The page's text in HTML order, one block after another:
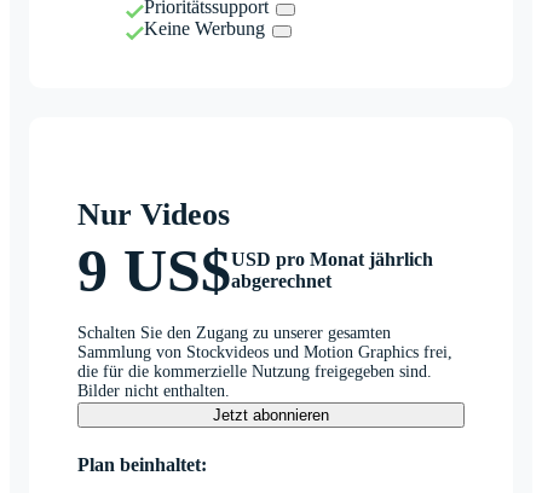
Prioritätssupport
Keine Werbung
Nur Videos
9 US$USD pro Monat jährlich
abgerechnet
Schalten Sie den Zugang zu unserer gesamten
Sammlung von Stockvideos und Motion Graphics frei,
die für die kommerzielle Nutzung freigegeben sind.
Bilder nicht enthalten.
Jetzt abonnieren
Plan beinhaltet: